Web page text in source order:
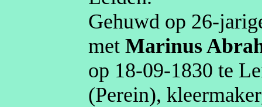
Gehuwd op
metMarinus
op 18‑09‑1830 te
(Perein),kleermaker